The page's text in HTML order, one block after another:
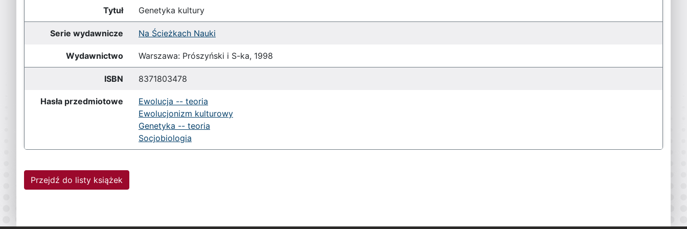
Tytuł Genetyka kultury
Serie wydawnicze Na Ścieżkach Nauki
Wydawnictwo Warszawa: Prószyński i S-ka, 1998
ISBN 8371803478
Hasła przedmiotowe
Ewolucja -- teoria
Ewolucjonizm kulturowy
Genetyka -- teoria
Socjobiologia
Przejdź do listy książek